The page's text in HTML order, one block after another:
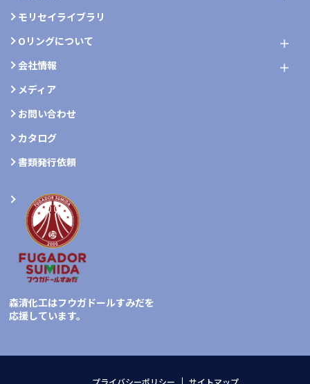
モリセイライブラリ
Oリングについて
会社情報
メディア
お問い合わせ
カタログ
書類発行依頼
森清化工はフウガドールすみだを
応援しています。
プライバシーポリシー サイトマップ